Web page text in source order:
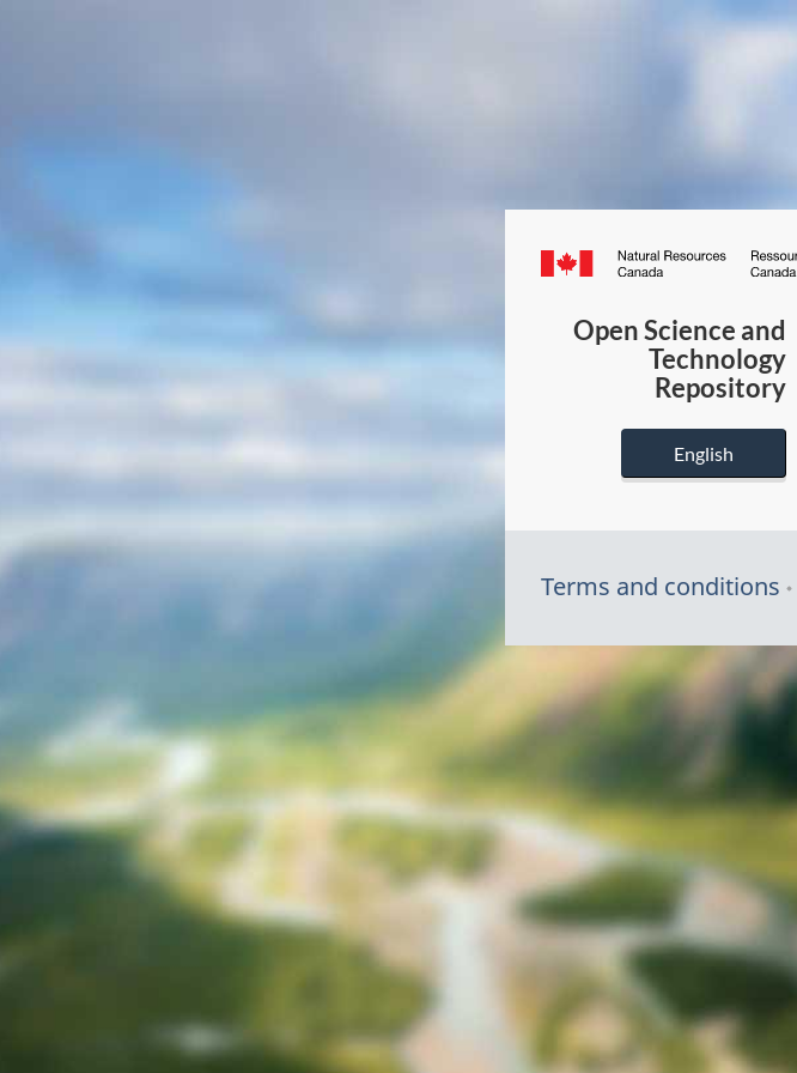
Canada.ca
Open Science and
Technology
Repository
English
Terms and conditions